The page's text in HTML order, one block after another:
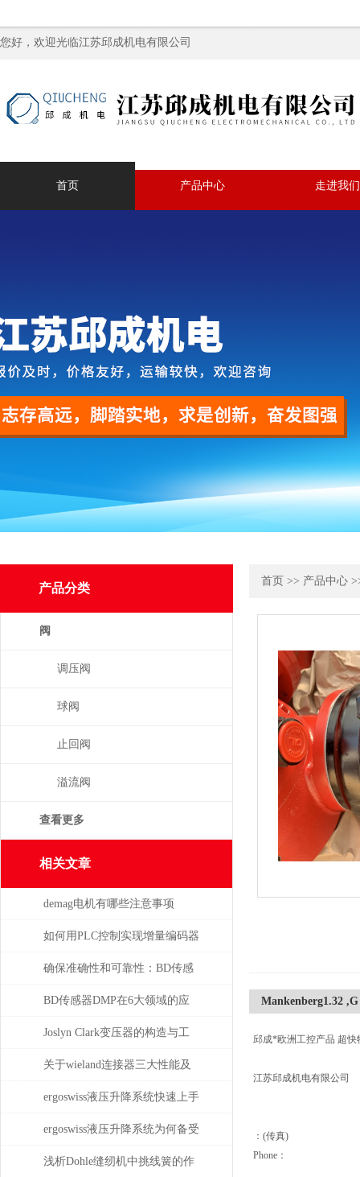
您好，欢迎光临江苏邱成机电有限公司
首页 产品中心 走进我们
产品分类
阀
调压阀
球阀
止回阀
溢流阀
查看更多
相关文章
demag电机有哪些注意事项
如何用PLC控制实现增量编码器
的定位功能？
确保准确性和可靠性：BD传感
器使用必读指南
BD传感器DMP在6大领域的应
用分析
Joslyn Clark变压器的构造与工
作原理
关于wieland连接器三大性能及
重要性
ergoswiss液压升降系统快速上手
指南
ergoswiss液压升降系统为何备受
青睐？
浅析Dohle缝纫机中挑线簧的作
首页 >> 产品中心
Mankenberg1.32
邱成*欧洲工控产品 超
江苏邱成机电有限公司
：(传真)
Phone：